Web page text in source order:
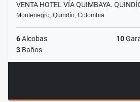
VENTA HOTEL VÍA QUIMBAYA.
Montenegro, Quindío, Colombia
6Alcobas 10
3 Baños